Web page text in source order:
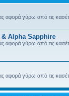
αφορά γύρω από τις
& Alpha Sapphire
αφορά γύρω από τις
αφορά γύρω από τις